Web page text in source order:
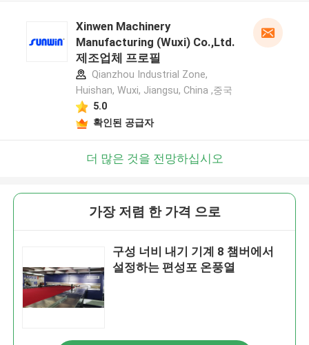
Xinwen Machinery
Manufacturing (Wuxi) Co.,Ltd.
제조업체 프로필
Qianzhou Industrial Zone,
Huishan, Wuxi, Jiangsu, China ,중국
5.0
확인된 공급자
더 많은 것을 전망하십시오
가장 저렴 한 가격 으로
구성 너비 내기 기계 8 챔버에서
설정하는 편성포 온풍열